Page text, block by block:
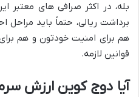
بله، در اکثر صرافی های معتبر
برداشت ریالی، حتماً باید مراحل
هم برای امنیت خودتون و هم
قوانین لازمه.
آیا دوج کوین ارزش